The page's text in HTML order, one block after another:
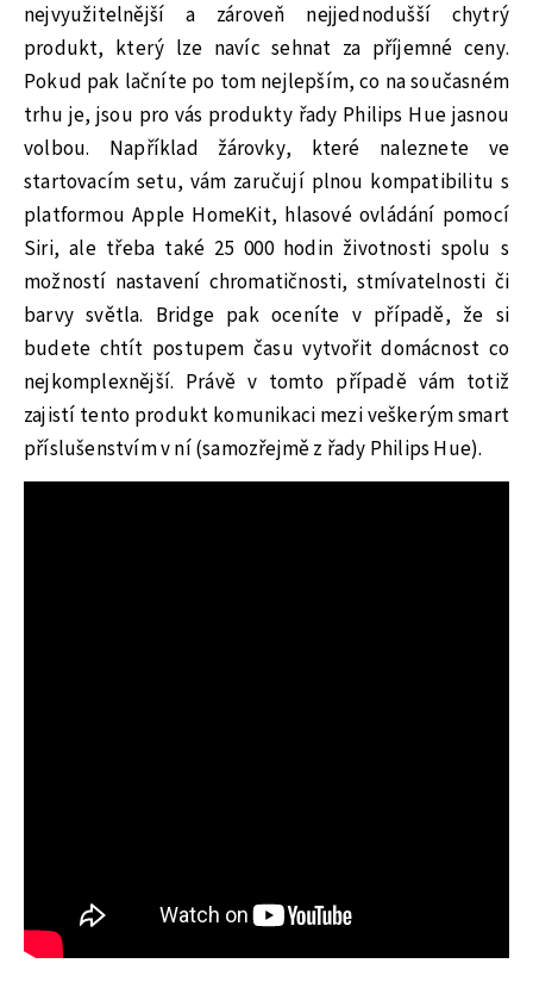
nejvyužitelnější a zároveň nejjednodušší chytrý
produkt, který lze navíc sehnat za příjemné ceny.
Pokud pak lačníte po tom nejlepším, co na současném
trhu je, jsou pro vás produkty řady Philips Hue jasnou
volbou. Například žárovky, které naleznete ve
startovacím setu, vám zaručují plnou kompatibilitu s
platformou Apple HomeKit, hlasové ovládání pomocí
Siri, ale třeba také 25 000 hodin životnosti spolu s
možností nastavení chromatičnosti, stmívatelnosti či
barvy světla. Bridge pak oceníte v případě, že si
budete chtít postupem času vytvořit domácnost co
nejkomplexnější. Právě v tomto případě vám totiž
zajistí tento produkt komunikaci mezi veškerým smart
příslušenstvím v ní (samozřejmě z řady Philips Hue).